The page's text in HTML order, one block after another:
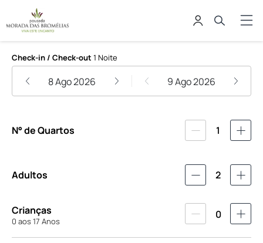
Pousada Morada das Bromélias
Check-in / Check-out 1 Noite
8 Ago 2026 9 Ago 2026
N° de Quartos 1
Adultos 2
Crianças
0 aos 17 Anos
0